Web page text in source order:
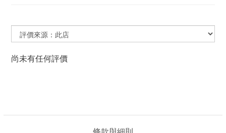
尚未有任何評價